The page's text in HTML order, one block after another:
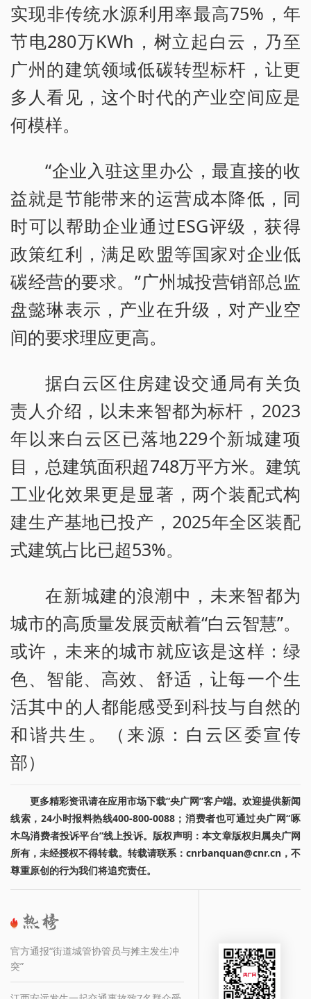
实现非传统水源利用率最高75%，年
节电280万KWh，树立起白云，乃至
广州的建筑领域低碳转型标杆，让更
多人看见，这个时代的产业空间应是
何模样。
“企业入驻这里办公，最直接的收
益就是节能带来的运营成本降低，同
时可以帮助企业通过ESG评级，获得
政策红利，满足欧盟等国家对企业低
碳经营的要求。”广州城投营销部总监
盘懿琳表示，产业在升级，对产业空
间的要求理应更高。
据白云区住房建设交通局有关负
责人介绍，以未来智都为标杆，2023
年以来白云区已落地229个新城建项
目，总建筑面积超748万平方米。建筑
工业化效果更是显著，两个装配式构
建生产基地已投产，2025年全区装配
式建筑占比已超53%。
在新城建的浪潮中，未来智都为
城市的高质量发展贡献着“白云智慧”。
或许，未来的城市就应该是这样：绿
色、智能、高效、舒适，让每一个生
活其中的人都能感受到科技与自然的
和谐共生。（来源：白云区委宣传
部）
更多精彩资讯请在应用市场下载“央广网”客户端。欢迎提供新闻
线索，24小时报料热线400-800-0088；消费者也可通过央广网“啄
木鸟消费者投诉平台”线上投诉。版权声明：本文章版权归属央广网
所有，未经授权不得转载。转载请联系：cnrbanquan@cnr.cn，不
尊重原创的行为我们将追究责任。
官方通报“街道城管协管员与摊主发生冲
突”